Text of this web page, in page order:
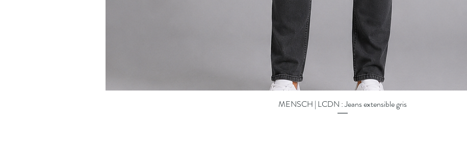
Quick View
MENSCH | LCDN : Jeans extensible gris